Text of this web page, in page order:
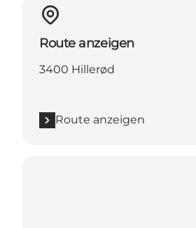
Route anzeigen
3400 Hillerød
Route anzeigen